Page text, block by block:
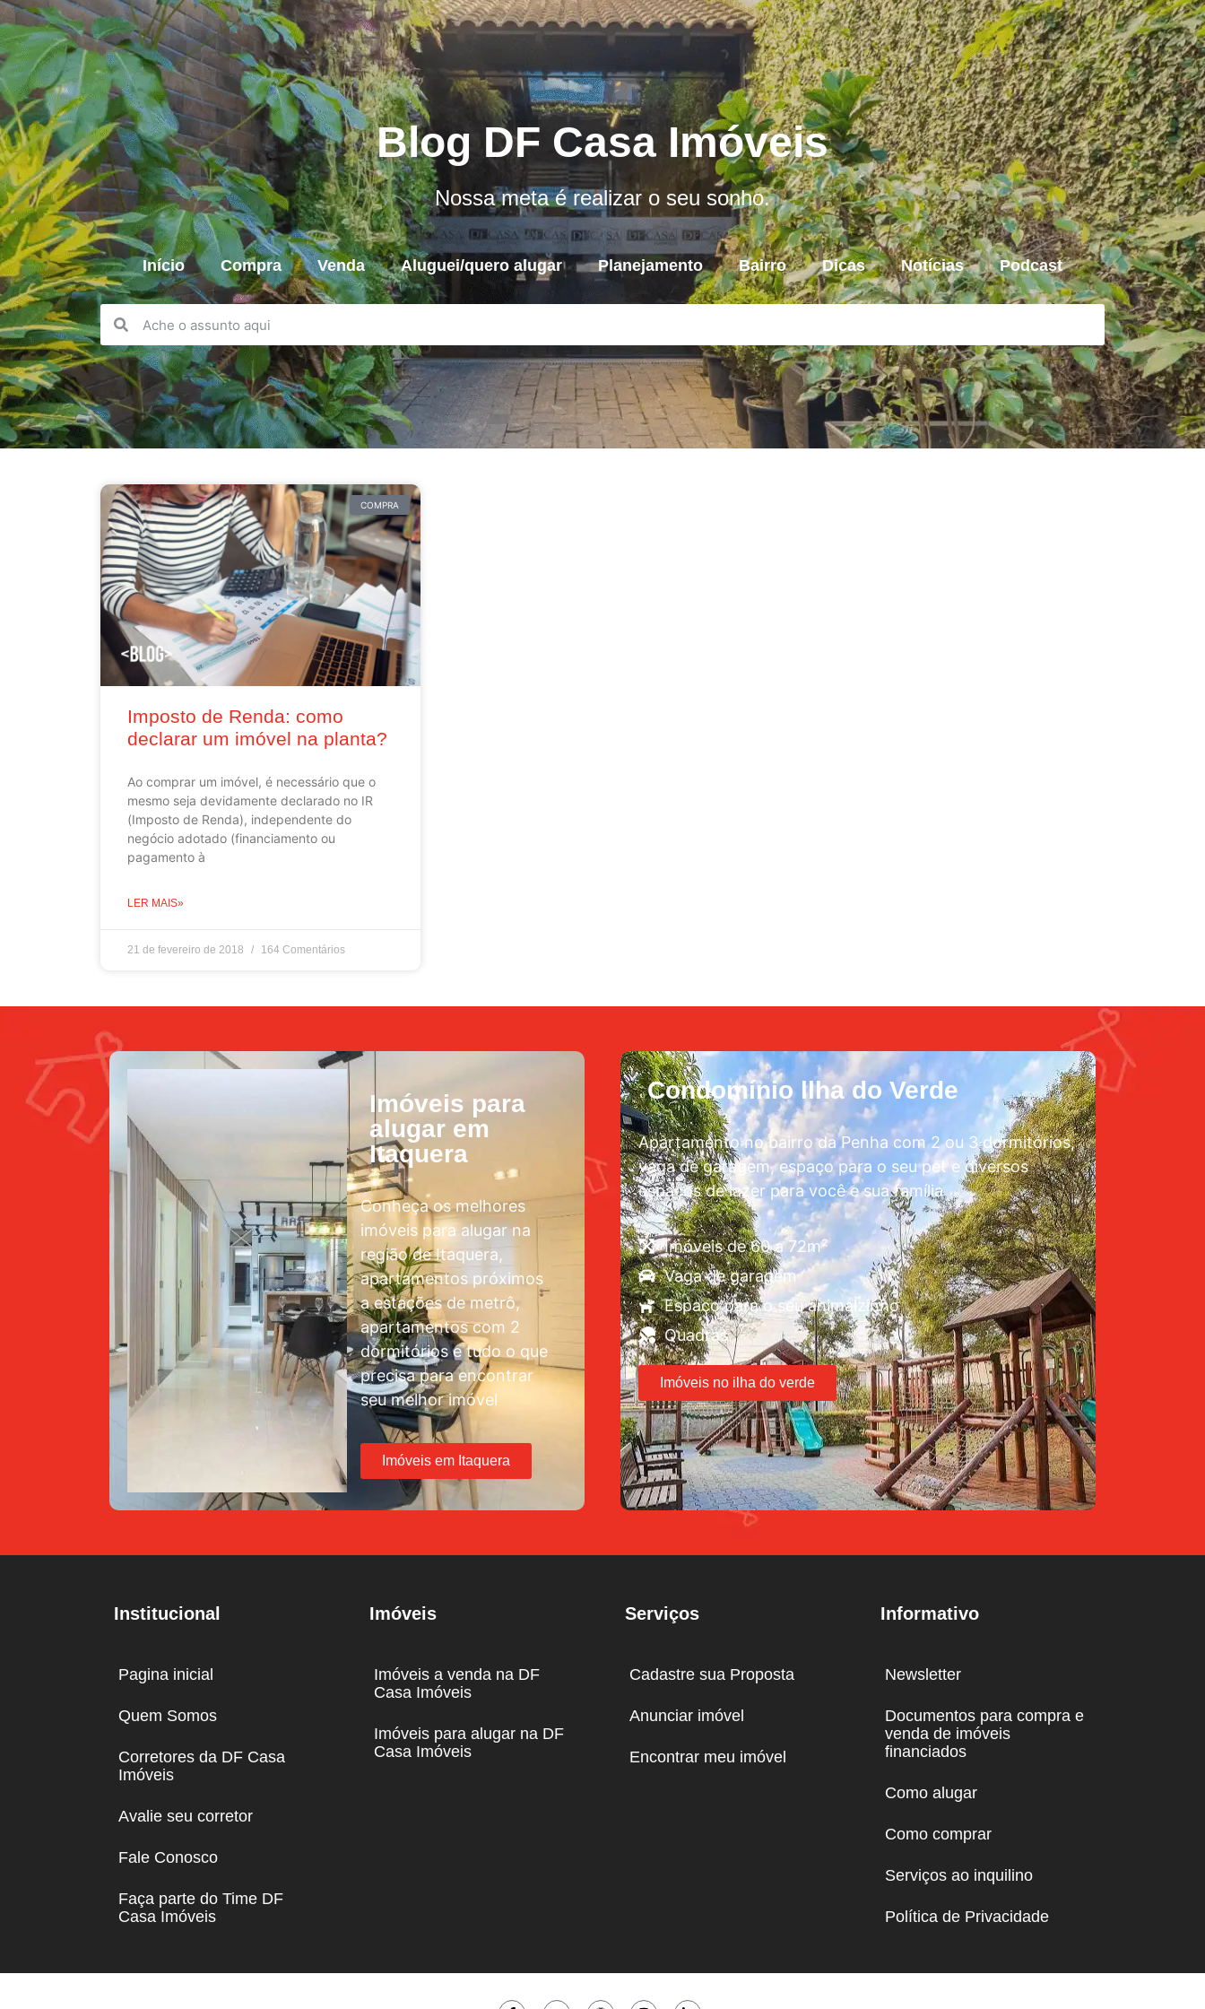
Blog DF Casa Imóveis
Nossa meta é realizar o seu sonho.
Início Compra Venda Aluguei/quero alugar Planejamento Bairro Dicas Notícias Podcast
COMPRA
Imposto de Renda: como
declarar um imóvel na planta?
Ao comprar um imóvel, é necessário que o
mesmo seja devidamente declarado no IR
(Imposto de Renda), independente do
negócio adotado (financiamento ou
pagamento à
LER MAIS»
21 de fevereiro de 2018 164 Comentários
Imóveis para
alugar em
Itaquera
Conheça os melhores
imóveis para alugar na
região de Itaquera,
apartamentos próximos
a estações de metrô,
apartamentos com 2
dormitórios e tudo o que
precisa para encontrar
seu melhor imóvel
Imóveis em Itaquera
Condomínio llha do Verde
Apartamento no bairro da Penha com 2 ou 3 dormitórios,
vaga de garagem, espaço para o seu pet e diversos
espaços de lazer para você e sua família
Imóveis de 60 a 72m²
Vaga de garagem
Espaço para o seu animalzinho
Quadras
Imóveis no ilha do verde
Institucional
Pagina inicial
Quem Somos
Corretores da DF Casa
Imóveis
Avalie seu corretor
Fale Conosco
Faça parte do Time DF
Casa Imóveis
Imóveis
Imóveis a venda na DF
Casa Imóveis
Imóveis para alugar na DF
Casa Imóveis
Serviços
Cadastre sua Proposta
Anunciar imóvel
Encontrar meu imóvel
Informativo
Newsletter
Documentos para compra e
venda de imóveis
financiados
Como alugar
Como comprar
Serviços ao inquilino
Política de Privacidade